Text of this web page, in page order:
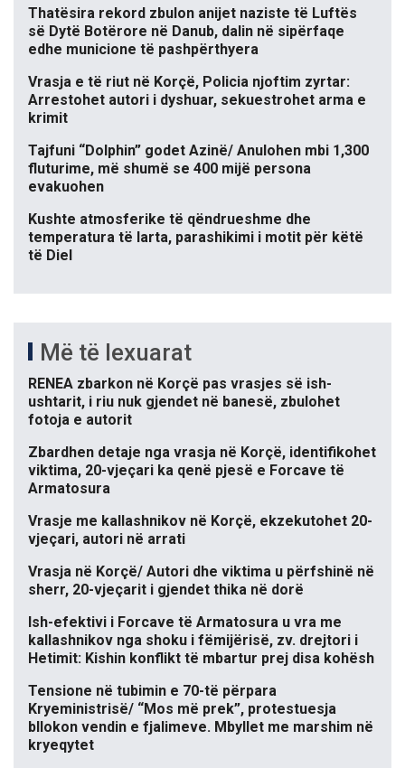
Thatësira rekord zbulon anijet naziste të Luftës
së Dytë Botërore në Danub, dalin në sipërfaqe
edhe municione të pashpërthyera
Vrasja e të riut në Korçë, Policia njoftim zyrtar:
Arrestohet autori i dyshuar, sekuestrohet arma e
krimit
Tajfuni “Dolphin” godet Azinë/ Anulohen mbi 1,300
fluturime, më shumë se 400 mijë persona
evakuohen
Kushte atmosferike të qëndrueshme dhe
temperatura të larta, parashikimi i motit për këtë
të Diel
Më të lexuarat
RENEA zbarkon në Korçë pas vrasjes së ish-
ushtarit, i riu nuk gjendet në banesë, zbulohet
fotoja e autorit
Zbardhen detaje nga vrasja në Korçë, identifikohet
viktima, 20-vjeçari ka qenë pjesë e Forcave të
Armatosura
Vrasje me kallashnikov në Korçë, ekzekutohet 20-
vjeçari, autori në arrati
Vrasja në Korçë/ Autori dhe viktima u përfshinë në
sherr, 20-vjeçarit i gjendet thika në dorë
Ish-efektivi i Forcave të Armatosura u vra me
kallashnikov nga shoku i fëmijërisë, zv. drejtori i
Hetimit: Kishin konflikt të mbartur prej disa kohësh
Tensione në tubimin e 70-të përpara
Kryeministrisë/ “Mos më prek”, protestuesja
bllokon vendin e fjalimeve. Mbyllet me marshim në
kryeqytet